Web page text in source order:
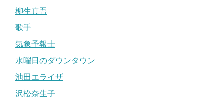
柳生真吾
歌手
気象予報士
水曜日のダウンタウン
池田エライザ
沢松奈生子